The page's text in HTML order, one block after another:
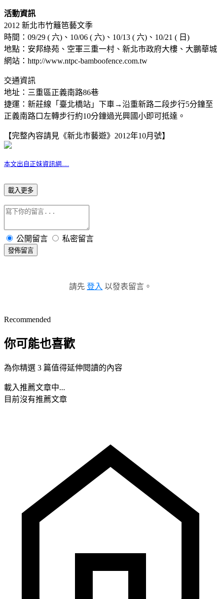
活動資訊
2012 新北市竹籬笆藝文季
時間：09/29 ( 六)、10/06 ( 六)、10/13 ( 六)、10/21 ( 日)
地點：安邦綠苑、空軍三重一村、新北市政府大樓、大鵬華城
網站：http://www.ntpc-bamboofence.com.tw
交通資訊
地址：三重區正義南路86巷
捷運：新莊線「臺北橋站」下車→沿重新路二段步行5分鐘至
正義南路口左轉步行約10分鐘過光興國小即可抵達。
【完整內容請見《新北市藝遊》2012年10月號】
本文出自正妹資訊網.....
載入更多
公開留言 私密留言
發佈留言
請先 登入 以發表留言。
Recommended
你可能也喜歡
為你精選 3 篇值得延伸閱讀的內容
載入推薦文章中...
目前沒有推薦文章